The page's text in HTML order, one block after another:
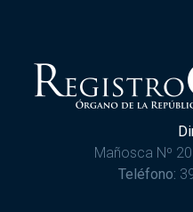
Mañosca Nº
Teléfono: